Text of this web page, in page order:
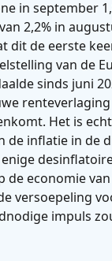
in september
2,2% in
dit de eerste
van de
sinds juni
renteverlaging
Het is
de inflatie in de
de economie
versoepeling
impuls